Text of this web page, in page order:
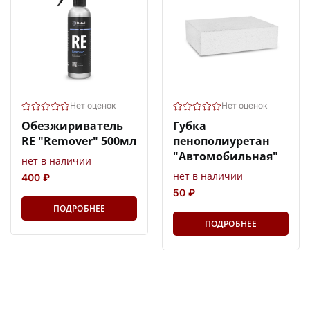
Нет оценок
Обезжириватель
RE "Remover" 500мл
нет в наличии
400 ₽
ПОДРОБНЕЕ
Нет оценок
Губка
пенополиуретан
"Автомобильная"
нет в наличии
50 ₽
ПОДРОБНЕЕ